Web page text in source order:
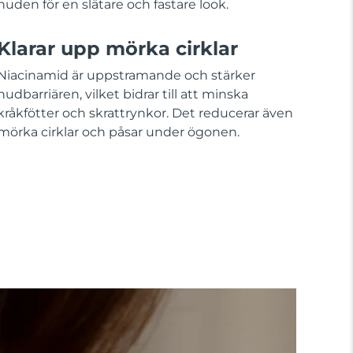
för en slätare och fastare look.
upp mörka cirklar
är uppstramande och stärker
vilket bidrar till att minska
och skrattrynkor. Det reducerar även
cirklar och påsar under ögonen.